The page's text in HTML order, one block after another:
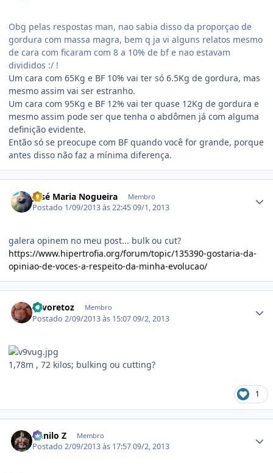
Obg pelas respostas man, nao sabia disso da proporçao de
gordura com massa magra, bem q ja vi alguns relatos mesmo
de cara com ficaram com 8 a 10% de bf e nao estavam
divididos :/ !
Um cara com 65Kg e BF 10% vai ter só 6.5Kg de gordura, mas
mesmo assim vai ser estranho.
Um cara com 95Kg e BF 12% vai ter quase 12Kg de gordura e
mesmo assim pode ser que tenha o abdômen já com alguma
definição evidente.
Então só se preocupe com BF quando você for grande, porque
antes disso não faz a mínima diferença.
José Maria Nogueira Membro
Postado 1/09/2013 às 22:4509/1, 2013
galera opinem no meu post... bulk ou cut?
https://www.hipertrofia.org/forum/topic/135390-gostaria-da-
opiniao-de-voces-a-respeito-da-minha-evolucao/
Favoretoz Membro
Postado2/09/2013 às 15:0709/2, 2013
1,78m , 72 kilos; bulking ou cutting?
1
Danilo Z Membro
Postado2/09/2013 às 17:5709/2, 2013